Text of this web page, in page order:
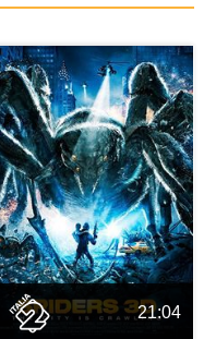
21:04